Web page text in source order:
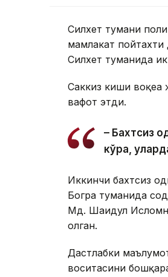
Силхет тумани
мамлакат
Силхет туманида
Саккиз киши воқеа
вафот этди.
– Бахтсиз
кўра,
Иккинчи бахтсиз
Богра туманида
Мд. Шаҳидул
олган.
Дастлабки
воситасини